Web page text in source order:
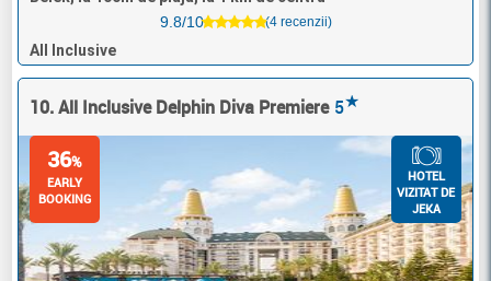
9.8/10
(4 recenzii)
All Inclusive
10. All Inclusive Delphin Diva Premiere 5★
36%
EARLY
BOOKING
HOTEL
VIZITAT DE
JEKA